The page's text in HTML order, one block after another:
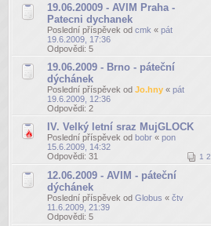
19.06.20009 - AVIM Praha -
Patecni dychanek
Poslední příspěvek od cmk « pát
19.6.2009, 17:36
Odpovědi: 5
19.06.2009 - Brno - páteční
dýchánek
Poslední příspěvek od Jo.hny « pát
19.6.2009, 12:36
Odpovědi: 2
IV. Velký letní sraz MujGLOCK
Poslední příspěvek od bobr « pon
15.6.2009, 14:32
Odpovědi: 31 1 2
12.06.2009 - AVIM - páteční
dýchánek
Poslední příspěvek od Globus « čtv
11.6.2009, 21:39
Odpovědi: 5